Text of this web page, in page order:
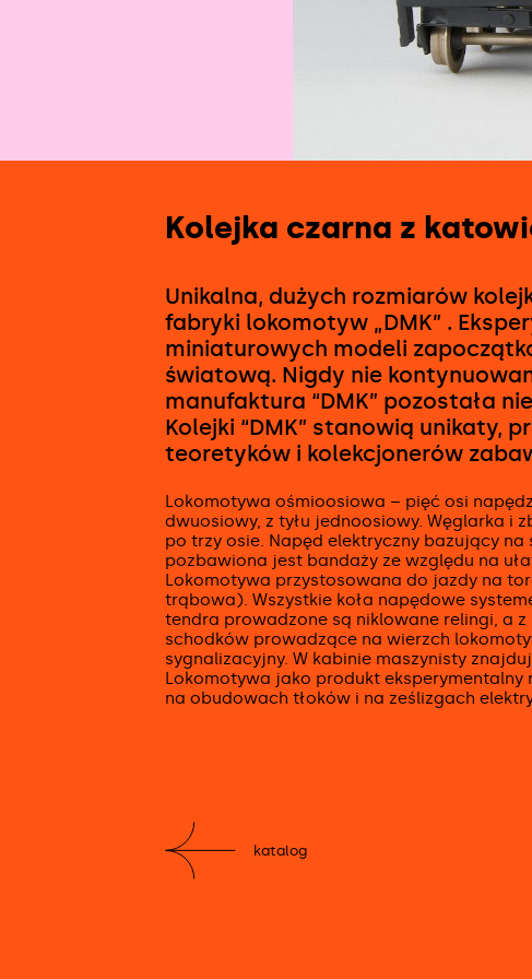
Kolejka czarna z
Unikalna, dużych rozmiarów
fabryki lokomotyw „DMK” .
miniaturowych modeli
światową. Nigdy nie
manufaktura “DMK” pozostała
Kolejki “DMK” stanowią unikaty,
teoretyków i kolekcjonerów
Lokomotywa ośmioosiowa – pięć osi
dwuosiowy, z tyłu jednoosiowy. Węglarka i
po trzy osie. Napęd elektryczny bazujący
pozbawiona jest bandaży ze względu na
Lokomotywa przystosowana do jazdy na
trąbowa). Wszystkie koła napędowe
tendra prowadzone są niklowane relingi, a
schodków prowadzące na wierzch
sygnalizacyjny. W kabinie maszynisty
Lokomotywa jako produkt eksperymentalny
na obudowach tłoków i na ześlizgach
katalog